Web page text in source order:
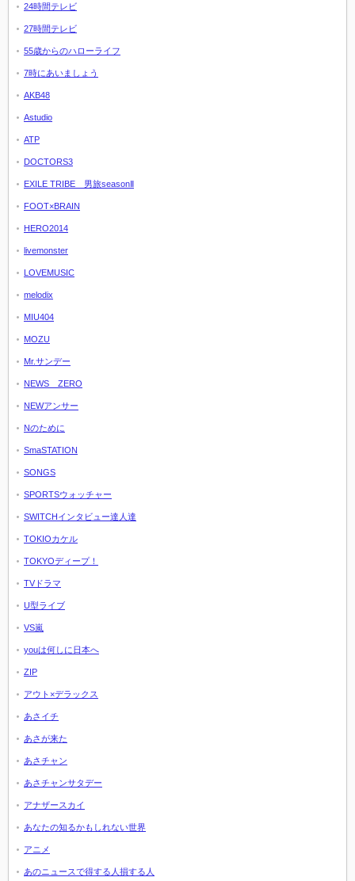
24時間テレビ
27時間テレビ
55歳からのハローライフ
7時にあいましょう
AKB48
Astudio
ATP
DOCTORS3
EXILE TRIBE 男旅seasonⅡ
FOOT×BRAIN
HERO2014
livemonster
LOVEMUSIC
melodix
MIU404
MOZU
Mr.サンデー
NEWS ZERO
NEWアンサー
Nのために
SmaSTATION
SONGS
SPORTSウォッチャー
SWITCHインタビュー達人達
TOKIOカケル
TOKYOディープ！
TVドラマ
U型ライブ
VS嵐
youは何しに日本へ
ZIP
アウト×デラックス
あさイチ
あさが来た
あさチャン
あさチャンサタデー
アナザースカイ
あなたの知るかもしれない世界
アニメ
あのニュースで得する人損する人